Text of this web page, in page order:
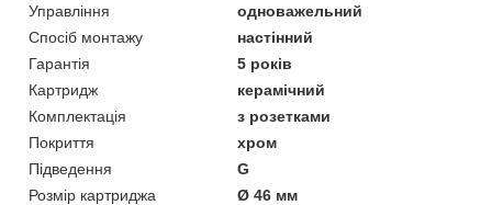
Управління
одноважельний
Спосіб монтажу
настінний
Гарантія
5 років
Картридж
керамічний
Комплектація
з розетками
Покриття
хром
Підведення
G
Розмір картриджа
Ø 46 мм